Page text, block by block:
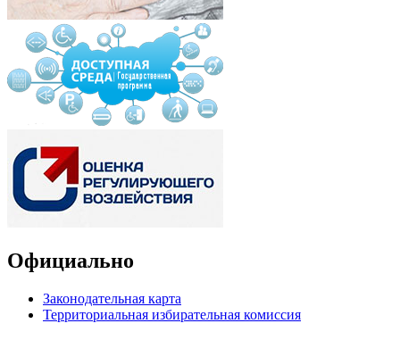
Официально
Законодательная карта
Территориальная избирательная комиссия